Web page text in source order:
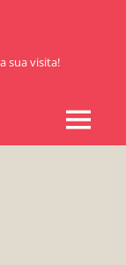
sua visita!
MENU